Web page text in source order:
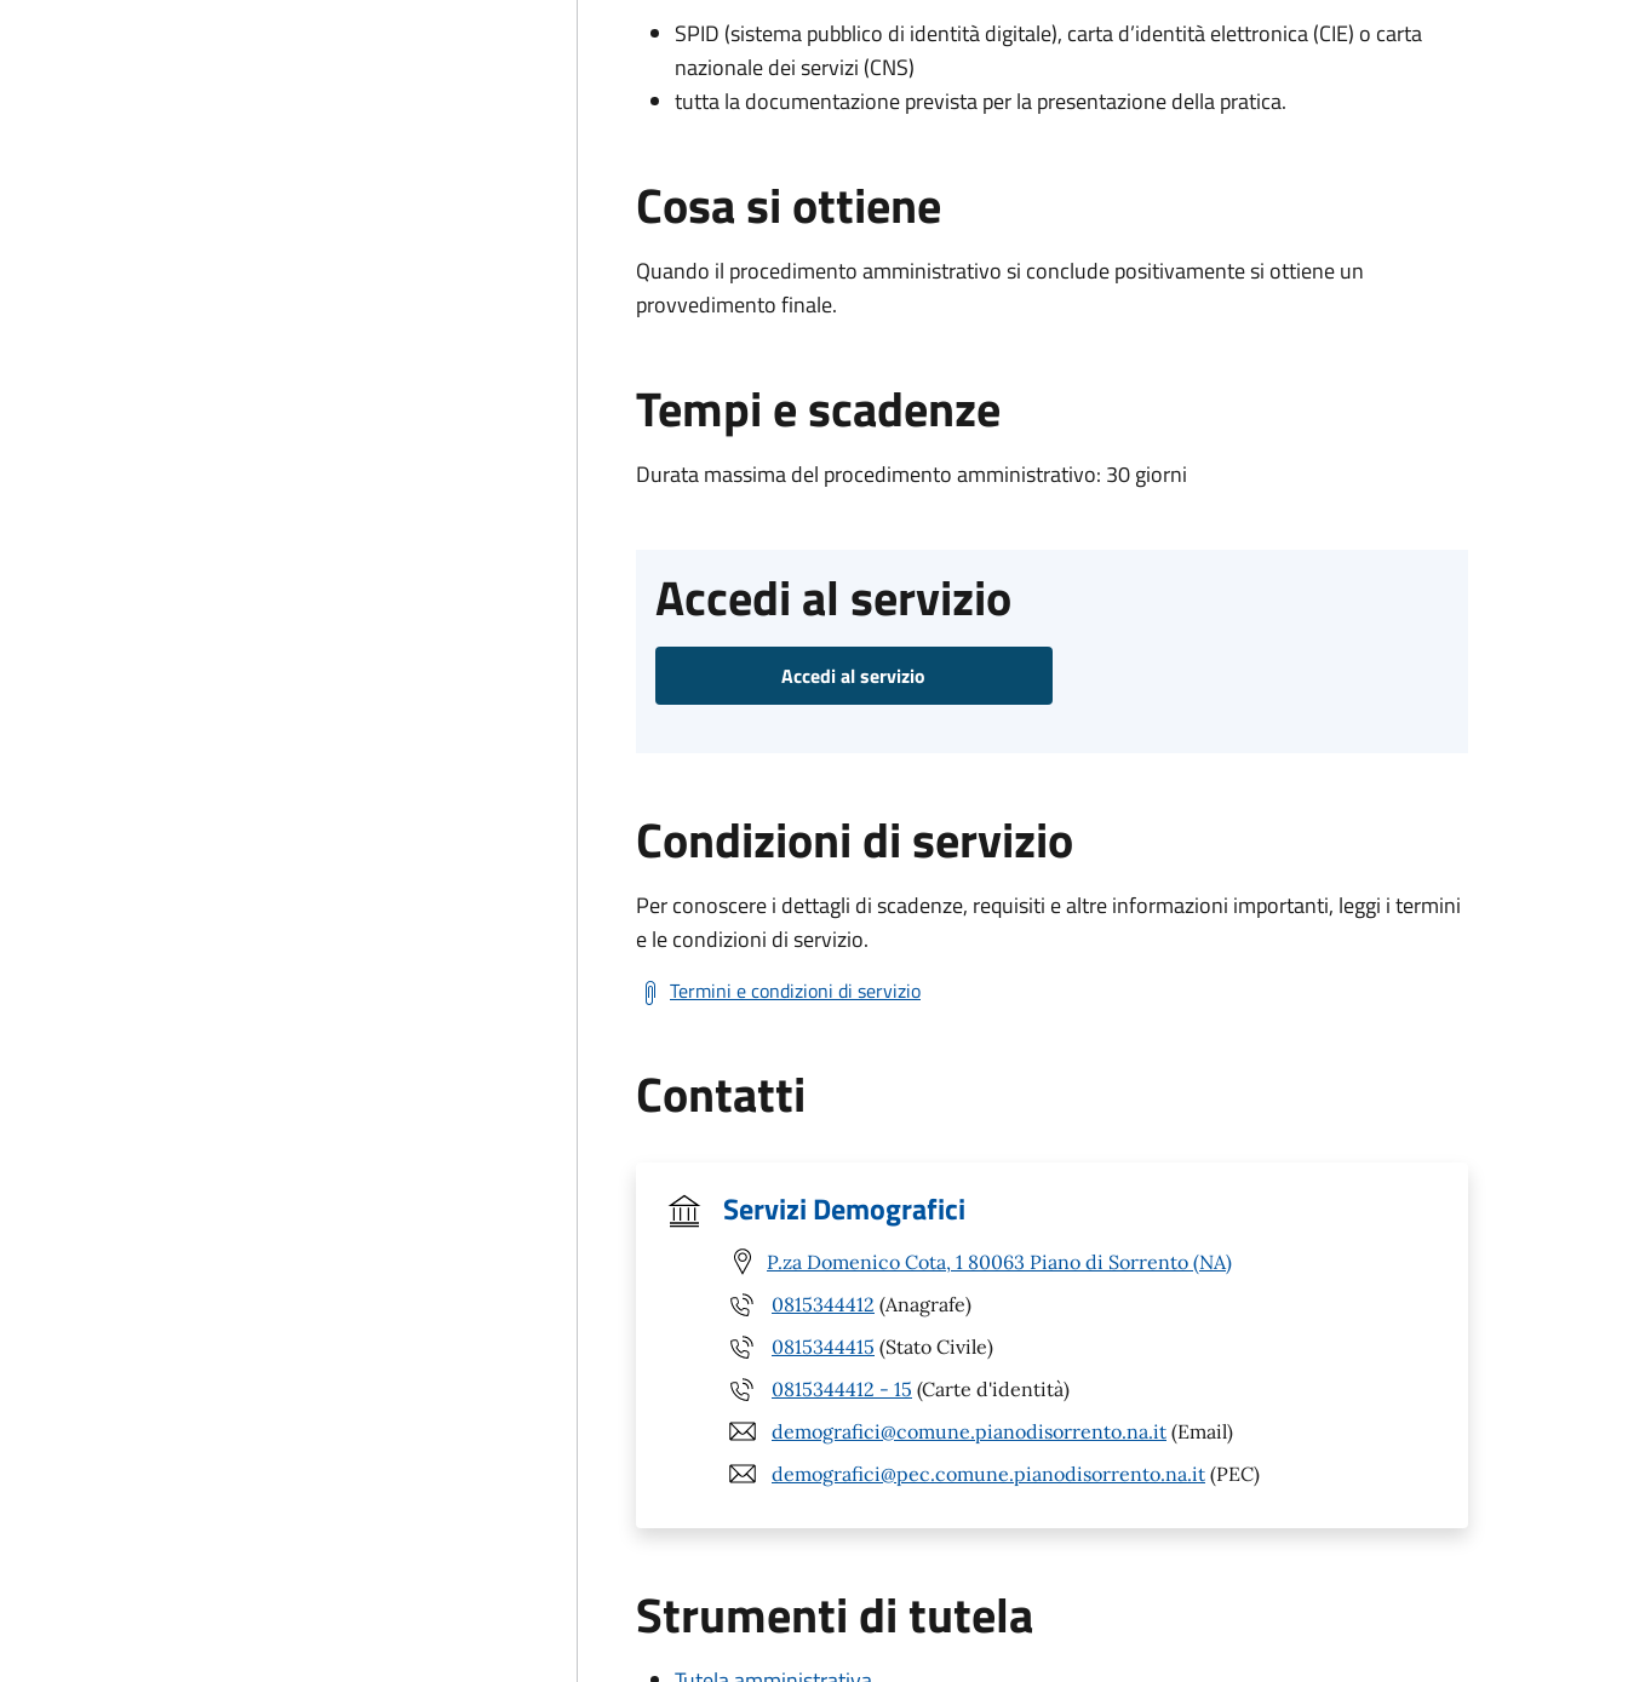
SPID (sistema pubblico di identità digitale), carta d’identità elettronica (CIE) o carta
nazionale dei servizi (CNS)
tutta la documentazione prevista per la presentazione della pratica.
Cosa si ottiene
Quando il procedimento amministrativo si conclude positivamente si ottiene un
provvedimento finale.
Tempi e scadenze
Durata massima del procedimento amministrativo: 30 giorni
Accedi al servizio
Accedi al servizio
Condizioni di servizio
Per conoscere i dettagli di scadenze, requisiti e altre informazioni importanti, leggi i termini
e le condizioni di servizio.
Termini e condizioni di servizio
Contatti
Servizi Demografici
P.za Domenico Cota, 1 80063 Piano di Sorrento (NA)
0815344412 (Anagrafe)
0815344415 (Stato Civile)
0815344412 - 15 (Carte d'identità)
demografici@comune.pianodisorrento.na.it (Email)
demografici@pec.comune.pianodisorrento.na.it (PEC)
Strumenti di tutela